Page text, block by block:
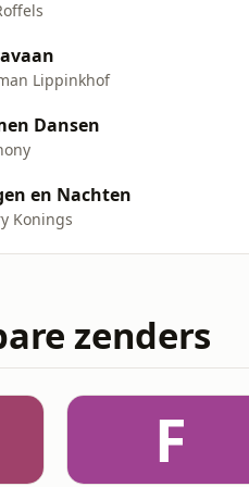
Lippinkhof
Dansen
en Nachten
Konings
zenders
F